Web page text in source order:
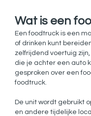
Wat is een
Een foodtruck is een
of drinken kunt
zelfrijdend voertuig
die je achter een auto
gesproken over een
foodtruck.
De unit wordt gebruikt
en andere tijdelijke